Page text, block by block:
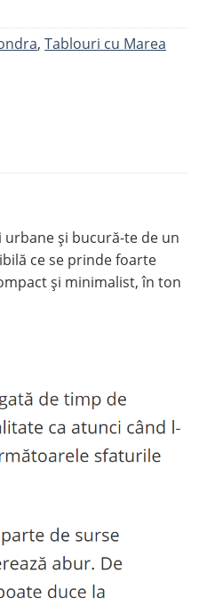
,Tablouri cu Marea
urbane și bucură-te de un
ce se prinde foarte
și minimalist, în ton